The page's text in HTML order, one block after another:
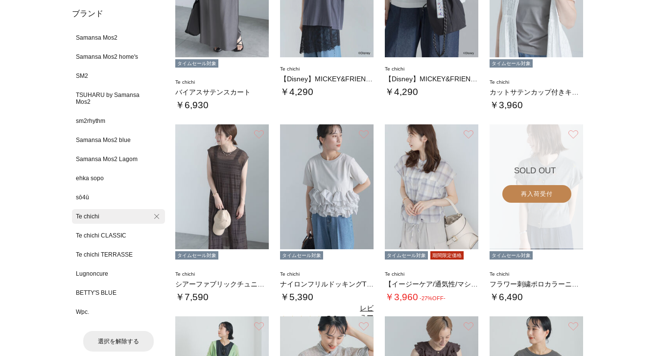
ブランド
Samansa Mos2
Samansa Mos2 home's
SM2
TSUHARU by Samansa
Mos2
sm2rhythm
Samansa Mos2 blue
Samansa Mos2 Lagom
ehka sopo
sō4ū
Te chichi
Te chichi CLASSIC
Te chichi TERRASSE
Lugnoncure
BETTY'S BLUE
Wpc.
選択を解除する
タイムセール対象
Te chichi
バイアスサテンスカート
￥6,930
Te chichi
￥4,290
Te chichi
￥4,290
タイムセール対象
Te chichi
￥3,960
タイムセール対象
Te chichi
￥7,590
タイムセール対象
Te chichi
￥5,390
5.0（1）
レビ
ュー
を見
る
タイムセール対象 期間限定価格
Te chichi
￥3,960 -27%OFF-
SOLD OUT
再入荷受付
タイムセール対象
Te chichi
￥6,490